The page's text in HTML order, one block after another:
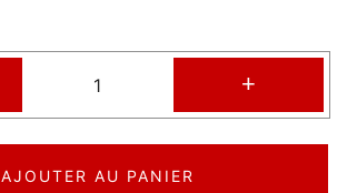
+
AJOUTER AU PANIER